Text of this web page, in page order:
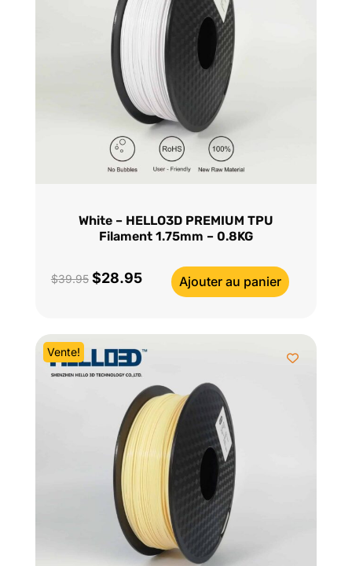
White – HELLO3D PREMIUM TPU
Filament 1.75mm – 0.8KG
$39.95 Le
était :
$39.95.
$28.95Le
est :
$28.95.
Ajouter au panier
Vente!